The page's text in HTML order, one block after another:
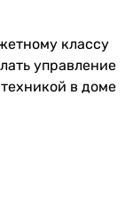
классу
управление
в доме